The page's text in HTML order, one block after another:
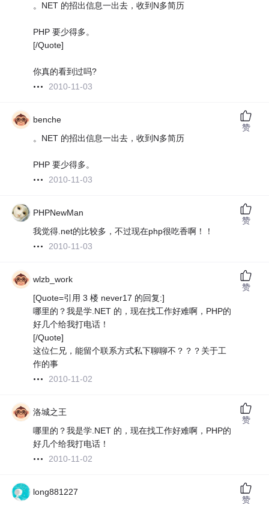
。NET 的招出信息一出去，收到N多简历
PHP 要少得多。
[/Quote]
你真的看到过吗?
2010-11-03
benche
。NET 的招出信息一出去，收到N多简历
PHP 要少得多。
2010-11-03
赞
PHPNewMan
我觉得.net的比较多，不过现在php很吃香啊！！
2010-11-03
赞
wlzb_work
[Quote=引用 3 楼 never17 的回复:]
哪里的？我是学.NET 的，现在找工作好难啊，PHP的
好几个给我打电话！
[/Quote]
这位仁兄，能留个联系方式私下聊聊不？？？关于工
作的事
2010-11-02
赞
洛城之王
哪里的？我是学.NET 的，现在找工作好难啊，PHP的
好几个给我打电话！
2010-11-02
赞
long881227
赞